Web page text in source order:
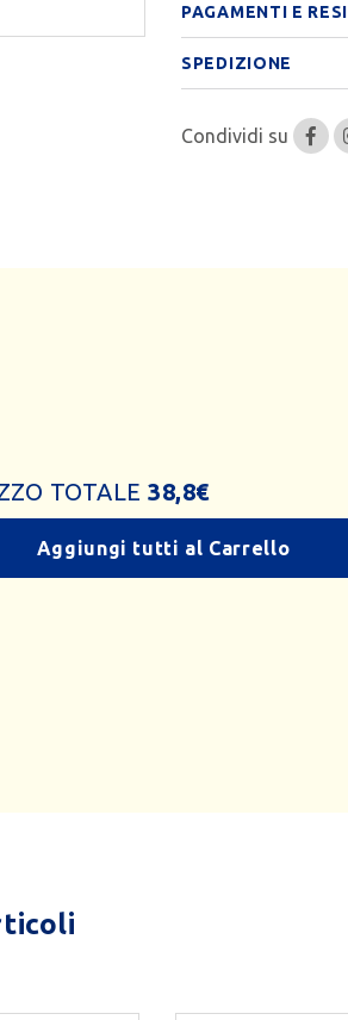
PAGAMENTI E RESI
SPEDIZIONE
Condividi su
TOTALE 38,8€
Aggiungi tutti al Carrello